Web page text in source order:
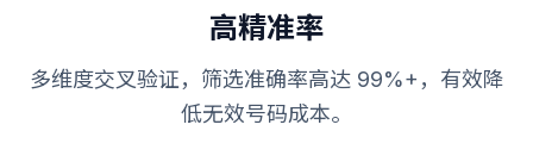
高精准率
多维度交叉验证，筛选准确率高达 99%+，有效降
低无效号码成本。